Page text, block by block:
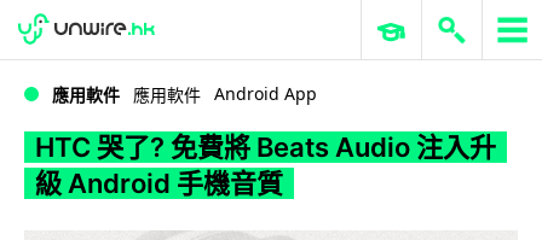
WWDC 2026 ERP 與商業 AI
應用軟件 應用軟件 Android App
HTC 哭了? 免費將 Beats Audio 注入升
級 Android 手機音質